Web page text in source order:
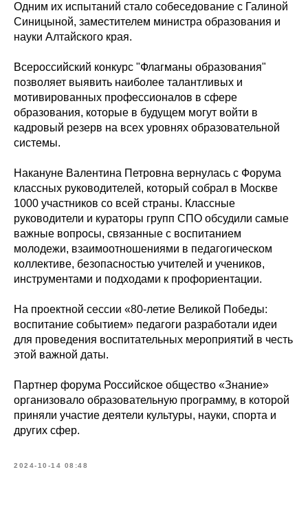
Одним их испытаний стало собеседование с Галиной
Синицыной, заместителем министра образования и
науки Алтайского края.
Всероссийский конкурс "Флагманы образования"
позволяет выявить наиболее талантливых и
мотивированных профессионалов в сфере
образования, которые в будущем могут войти в
кадровый резерв на всех уровнях образовательной
системы.
Накануне Валентина Петровна вернулась с Форума
классных руководителей, который собрал в Москве
1000 участников со всей страны. Классные
руководители и кураторы групп СПО обсудили самые
важные вопросы, связанные с воспитанием
молодежи, взаимоотношениями в педагогическом
коллективе, безопасностью учителей и учеников,
инструментами и подходами к профориентации.
На проектной сессии «80-летие Великой Победы:
воспитание событием» педагоги разработали идеи
для проведения воспитательных мероприятий в честь
этой важной даты.
Партнер форума Российское общество «Знание»
организовало образовательную программу, в которой
приняли участие деятели культуры, науки, спорта и
других сфер.
2024-10-14 08:48